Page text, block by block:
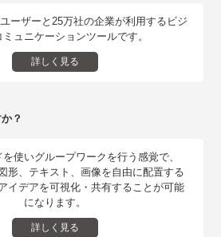
ーザーと25万社の企業が利用するビジ
ミュニケーションツールです。
詳しく見る
？
使いグループワークを行う感覚で、
形、テキスト、画像を自由に配置する
イデアを可視化・共有することが可能
になります。
詳しく見る